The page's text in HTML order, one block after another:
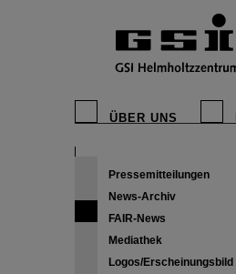
ÜBER UNS
Pressemitteilungen
News-Archiv
FAIR-News
Mediathek
Logos/Erscheinungsbild